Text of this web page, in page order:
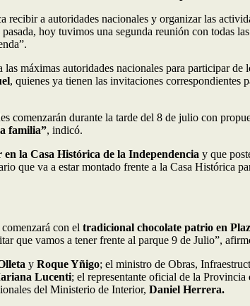
a autoridades nacionales y organizar las
hoy tuvimos una segunda reunión con todas
máximas autoridades nacionales para participar de
, quienes ya tienen las invitaciones correspondientes
durante la tarde del 8 de julio con
familia”, indicó.
la Casa Histórica de la Independencia y que
que va a estar montado frente a la Casa Histórica
con el tradicional chocolate patrio en
que vamos a tener frente al parque 9 de Julio”,
y Roque Yñigo; el ministro de Obras,
Lucenti; el representante oficial de la
del Ministerio de Interior, Daniel Herrera.